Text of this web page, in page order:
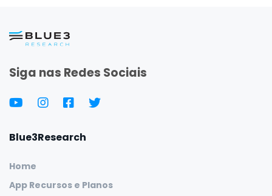
Siga nas Redes Sociais
Blue3Research
Home
App Recursos e Planos